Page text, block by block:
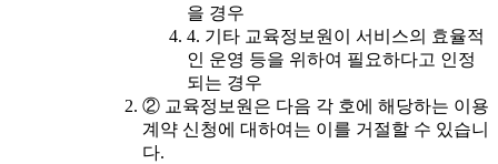
을 경우
4. 기타 교육정보원이 서비스의 효율적
인 운영 등을 위하여 필요하다고 인정
되는 경우
② 교육정보원은 다음 각 호에 해당하는 이용
계약 신청에 대하여는 이를 거절할 수 있습니
다.